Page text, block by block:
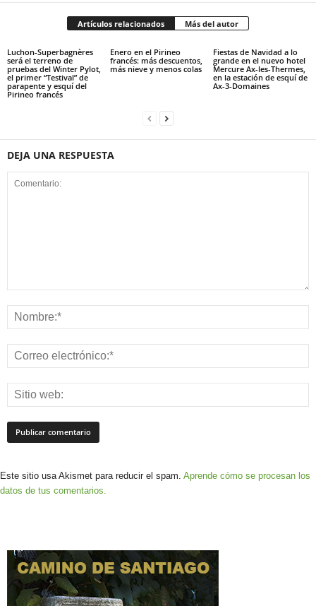
Artículos relacionados Más del autor
Luchon-Superbagnères
será el terreno de
pruebas del Winter Pylot,
el primer “Testival” de
parapente y esquí del
Pirineo francés
Enero en el Pirineo
francés: más descuentos,
más nieve y menos colas
Fiestas de Navidad a lo
grande en el nuevo hotel
Mercure Ax-les-Thermes,
en la estación de esquí de
Ax-3-Domaines
DEJA UNA RESPUESTA
Este sitio usa Akismet para reducir el spam. Aprende cómo se procesan los
datos de tus comentarios.